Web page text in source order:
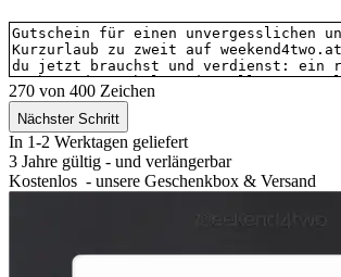
270 von 400 Zeichen
Nächster Schritt
In 1-2 Werktagen geliefert
3 Jahre gültig - und verlängerbar
Kostenlos - unsere Geschenkbox & Versand